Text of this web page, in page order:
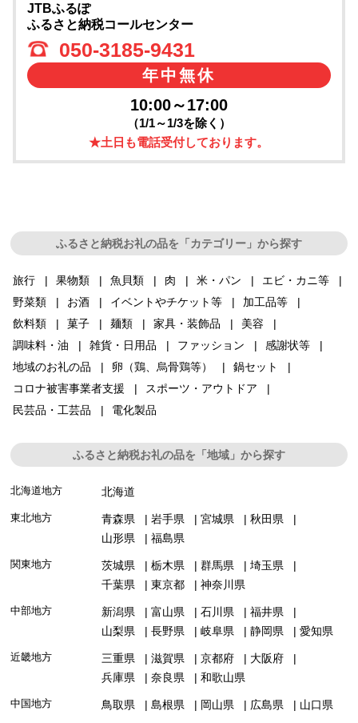
JTBふるぽ
ふるさと納税コールセンター
050-3185-9431
年中無休
10:00～17:00
（1/1～1/3を除く）
★土日も電話受付しております。
ふるさと納税お礼の品を「カテゴリー」から探す
旅行 果物類 魚貝類 肉 米・パン
エビ・カニ等
野菜類
お酒 イベントやチケット等
加工品等
飲料類
菓子 麺類 家具・装飾品
美容
調味料・油
雑貨・日用品 ファッション
感謝状等
地域のお礼の品
卵（鶏、烏骨鶏等）
鍋セット
コロナ被害事業者支援
スポーツ・アウトドア
民芸品・工芸品
電化製品
ふるさと納税お礼の品を「地域」から探す
北海道地方 北海道
東北地方 青森県 岩手県 宮城県
秋田県
山形県
福島県
関東地方 茨城県 栃木県 群馬県
埼玉県
千葉県
東京都 神奈川県
中部地方 新潟県 富山県 石川県
福井県
山梨県
長野県 岐阜県 静岡県 愛知県
近畿地方 三重県 滋賀県 京都府
大阪府
兵庫県
奈良県 和歌山県
中国地方 鳥取県 島根県 岡山県 広島県 山口県